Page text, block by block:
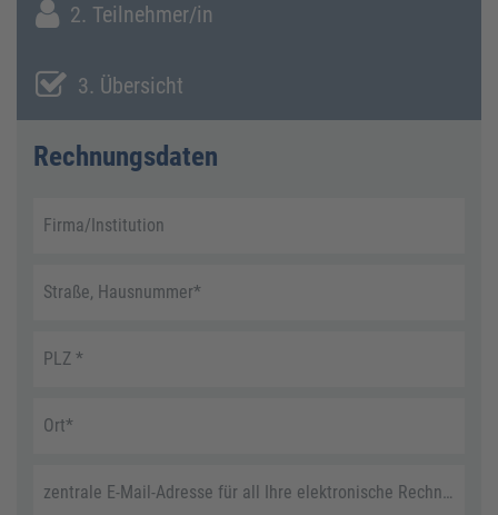
2. Teilnehmer/in
3. Übersicht
Rechnungsdaten
Firma/Institution
Straße, Hausnummer*
PLZ *
Ort*
zentrale E-Mail-Adresse für all Ihre elektronische Rechnungen